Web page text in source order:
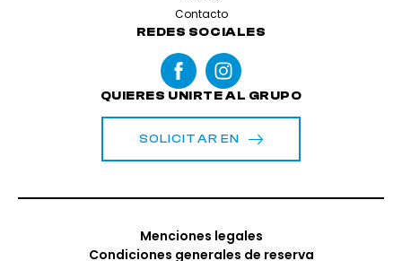
Contacto
REDES SOCIALES
QUIERES UNIRTE AL GRUPO
SOLICITAR EN
Menciones legales
Condiciones generales de reserva